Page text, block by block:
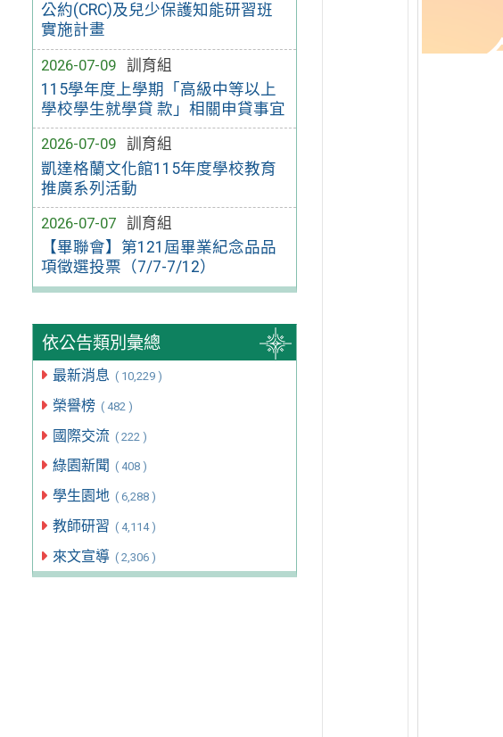
公約(CRC)及兒少保護知能研習班
實施計畫
2026-07-09
訓育組
115學年度上學期「高級中等以上
學校學生就學貸 款」相關申貸事宜
2026-07-09
訓育組
凱達格蘭文化館115年度學校教育
推廣系列活動
2026-07-07
訓育組
【畢聯會】第121屆畢業紀念品品
項徵選投票（7/7-7/12）
依公告類別彙總
最新消息 ( 10,229 )
榮譽榜 ( 482 )
國際交流 ( 222 )
綠園新聞 ( 408 )
學生園地 ( 6,288 )
教師研習 ( 4,114 )
來文宣導 ( 2,306 )